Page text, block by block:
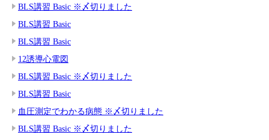
BLS講習 Basic ※〆切りました
BLS講習 Basic
BLS講習 Basic
12誘導心電図
BLS講習 Basic ※〆切りました
BLS講習 Basic
血圧測定でわかる病態 ※〆切りました
BLS講習 Basic ※〆切りました